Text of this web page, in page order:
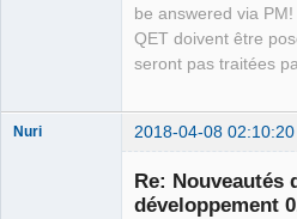
be answered via
QET doivent être
seront pas traitées
Nuri 2018-04-08 02:10:20
Re: Nouveautés
développement